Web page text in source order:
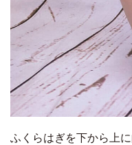
ふくらはぎを下から上に